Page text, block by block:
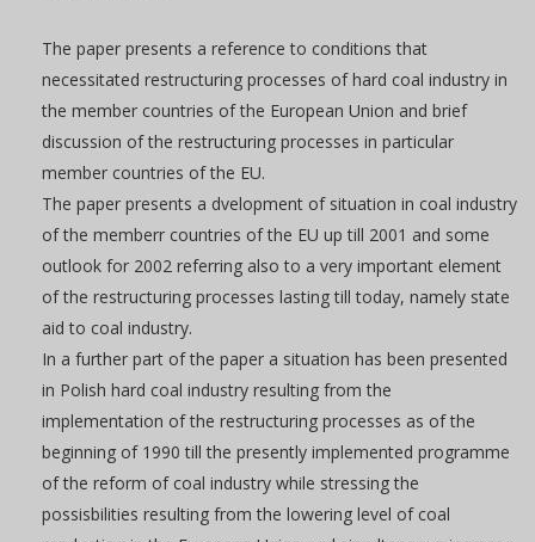
The paper presents a reference to conditions that
necessitated restructuring processes of hard coal industry in
the member countries of the European Union and brief
discussion of the restructuring processes in particular
member countries of the EU.
The paper presents a dvelopment of situation in coal industry
of the memberr countries of the EU up till 2001 and some
outlook for 2002 referring also to a very important element
of the restructuring processes lasting till today, namely state
aid to coal industry.
In a further part of the paper a situation has been presented
in Polish hard coal industry resulting from the
implementation of the restructuring processes as of the
beginning of 1990 till the presently implemented programme
of the reform of coal industry while stressing the
possisbilities resulting from the lowering level of coal